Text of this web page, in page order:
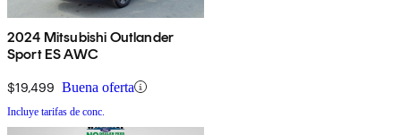
2024 Mitsubishi Outlander
Sport ES AWC
$19,499 Buena oferta
Incluye tarifas de conc.